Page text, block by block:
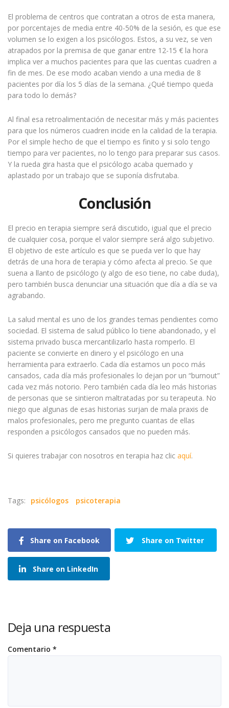
El problema de centros que contratan a otros de esta manera,
por porcentajes de media entre 40-50% de la sesión, es que ese
volumen se lo exigen a los psicólogos. Estos, a su vez, se ven
atrapados por la premisa de que ganar entre 12-15 € la hora
implica ver a muchos pacientes para que las cuentas cuadren a
fin de mes. De ese modo acaban viendo a una media de 8
pacientes por día los 5 días de la semana. ¿Qué tiempo queda
para todo lo demás?
Al final esa retroalimentación de necesitar más y más pacientes
para que los números cuadren incide en la calidad de la terapia.
Por el simple hecho de que el tiempo es finito y si solo tengo
tiempo para ver pacientes, no lo tengo para preparar sus casos.
Y la rueda gira hasta que el psicólogo acaba quemado y
aplastado por un trabajo que se suponía disfrutaba.
Conclusión
El precio en terapia siempre será discutido, igual que el precio
de cualquier cosa, porque el valor siempre será algo subjetivo.
El objetivo de este artículo es que se pueda ver lo que hay
detrás de una hora de terapia y cómo afecta al precio. Se que
suena a llanto de psicólogo (y algo de eso tiene, no cabe duda),
pero también busca denunciar una situación que día a día se va
agrabando.
La salud mental es uno de los grandes temas pendientes como
sociedad. El sistema de salud público lo tiene abandonado, y el
sistema privado busca mercantilizarlo hasta romperlo. El
paciente se convierte en dinero y el psicólogo en una
herramienta para extraerlo. Cada día estamos un poco más
cansados, cada día más profesionales lo dejan por un “burnout”
cada vez más notorio. Pero también cada día leo más historias
de personas que se sintieron maltratadas por su terapeuta. No
niego que algunas de esas historias surjan de mala praxis de
malos profesionales, pero me pregunto cuantas de ellas
responden a psicólogos cansados que no pueden más.
Si quieres trabajar con nosotros en terapia haz clic aquí.
Tags: psicólogos psicoterapia
Share on Facebook Share on Twitter
Share on LinkedIn
Deja una respuesta
Comentario *